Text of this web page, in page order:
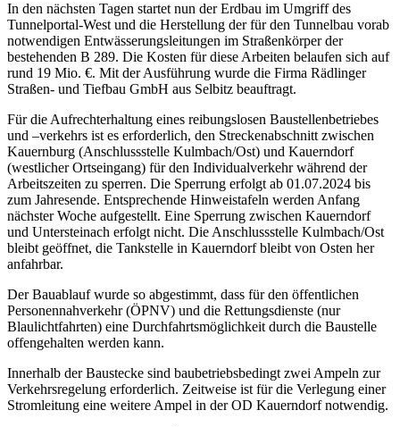
In den nächsten Tagen startet nun der Erdbau im Umgriff des
Tunnelportal-West und die Herstellung der für den Tunnelbau vorab
notwendigen Entwässerungsleitungen im Straßenkörper der
bestehenden B 289. Die Kosten für diese Arbeiten belaufen sich auf
rund 19 Mio. €. Mit der Ausführung wurde die Firma Rädlinger
Straßen- und Tiefbau GmbH aus Selbitz beauftragt.
Für die Aufrechterhaltung eines reibungslosen Baustellenbetriebes
und –verkehrs ist es erforderlich, den Streckenabschnitt zwischen
Kauernburg (Anschlussstelle Kulmbach/Ost) und Kauerndorf
(westlicher Ortseingang) für den Individualverkehr während der
Arbeitszeiten zu sperren. Die Sperrung erfolgt ab 01.07.2024 bis
zum Jahresende. Entsprechende Hinweistafeln werden Anfang
nächster Woche aufgestellt. Eine Sperrung zwischen Kauerndorf
und Untersteinach erfolgt nicht. Die Anschlussstelle Kulmbach/Ost
bleibt geöffnet, die Tankstelle in Kauerndorf bleibt von Osten her
anfahrbar.
Der Bauablauf wurde so abgestimmt, dass für den öffentlichen
Personennahverkehr (ÖPNV) und die Rettungsdienste (nur
Blaulichtfahrten) eine Durchfahrtsmöglichkeit durch die Baustelle
offengehalten werden kann.
Innerhalb der Baustecke sind baubetriebsbedingt zwei Ampeln zur
Verkehrsregelung erforderlich. Zeitweise ist für die Verlegung einer
Stromleitung eine weitere Ampel in der OD Kauerndorf notwendig.